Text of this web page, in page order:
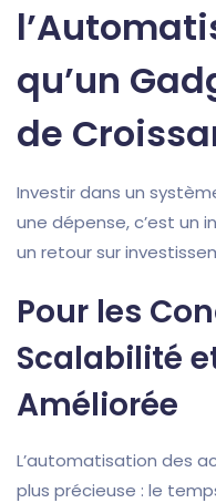
qu’un
de
Investir dans un
une dépense, c’est un
un retour sur
Pour les
Scalabilité
Améliorée
L’automatisation des
plus précieuse : le